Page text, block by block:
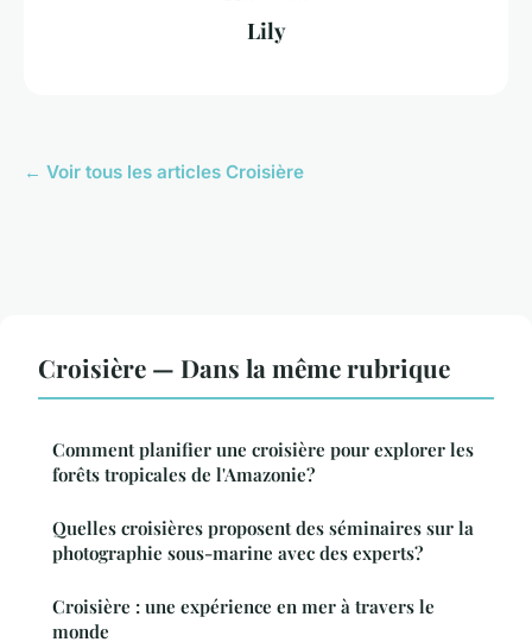
Lily
← Voir tous les articles Croisière
Croisière — Dans la même rubrique
Comment planifier une croisière pour explorer les
forêts tropicales de l'Amazonie?
Quelles croisières proposent des séminaires sur la
photographie sous-marine avec des experts?
Croisière : une expérience en mer à travers le
monde